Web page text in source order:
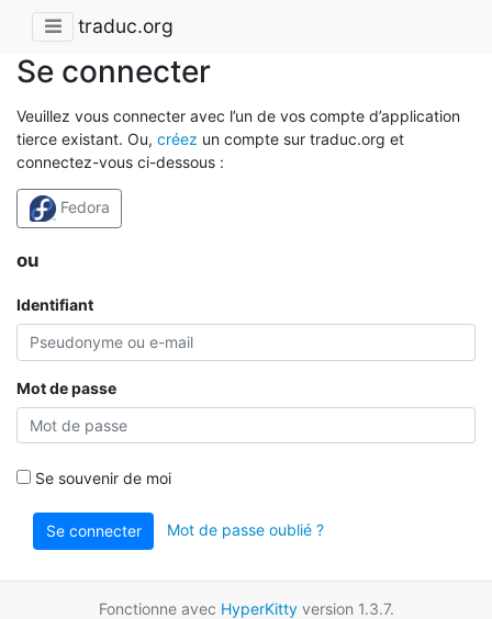
traduc.org
Se connecter
Veuillez vous connecter avec l’un de vos compte d’application
tierce existant. Ou, créez un compte sur traduc.org et
connectez-vous ci-dessous :
Fedora
ou
Identifiant
Mot de passe
Se souvenir de moi
Se connecter Mot de passe oublié ?
Fonctionne avec HyperKittyversion 1.3.7.